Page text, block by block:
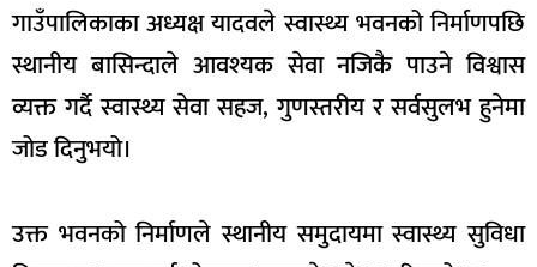
गाउँपालिकाका अध्यक्ष यादवले स्वास्थ्य भवनको निर्माणपछि
स्थानीय बासिन्दाले आवश्यक सेवा नजिकै पाउने विश्वास
व्यक्त गर्दै स्वास्थ्य सेवा सहज, गुणस्तरीय र सर्वसुलभ हुनेमा
जोड दिनुभयो।
उक्त भवनको निर्माणले स्थानीय समुदायमा स्वास्थ्य सुविधा